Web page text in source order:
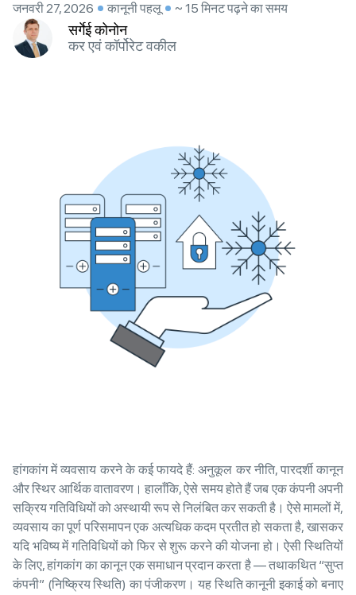
जनवरी 27, 2026 कानूनी पहलू ~ 15 मिनट पढ़ने का समय
सर्गेई कोनोन
कर एवं कॉर्पोरेट वकील
हांगकांग में व्यवसाय करने के कई फायदे हैं: अनुकूल कर नीति, पारदर्शी कानून
और स्थिर आर्थिक वातावरण। हालाँकि, ऐसे समय होते हैं जब एक कंपनी अपनी
सक्रिय गतिविधियों को अस्थायी रूप से निलंबित कर सकती है। ऐसे मामलों में,
व्यवसाय का पूर्ण परिसमापन एक अत्यधिक कदम प्रतीत हो सकता है, खासकर
यदि भविष्य में गतिविधियों को फिर से शुरू करने की योजना हो। ऐसी स्थितियों
के लिए, हांगकांग का कानून एक समाधान प्रदान करता है — तथाकथित “सुप्त
कंपनी” (निष्क्रिय स्थिति) का पंजीकरण। यह स्थिति कानूनी इकाई को बनाए